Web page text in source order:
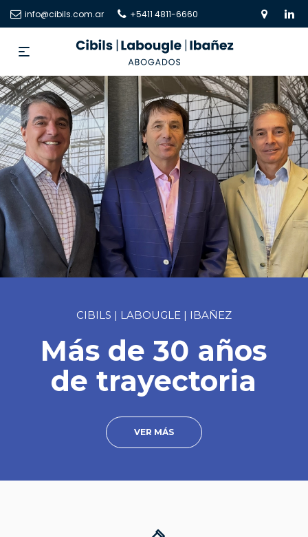
info@cibils.com.ar +5411 4811-6660
VER MÁS
CIBILS | LABOUGLE | IBAÑEZ
Más de 30 años
de trayectoria